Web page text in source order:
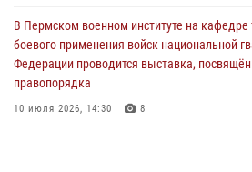
В Росгвардии определили лучших
службы
06 июля 2026, 05:30
В Пермском военном институте на кафедре
боевого применения войск национальной
Федерации проводится выставка,
правопорядка
10 июля 2026, 14:30 8